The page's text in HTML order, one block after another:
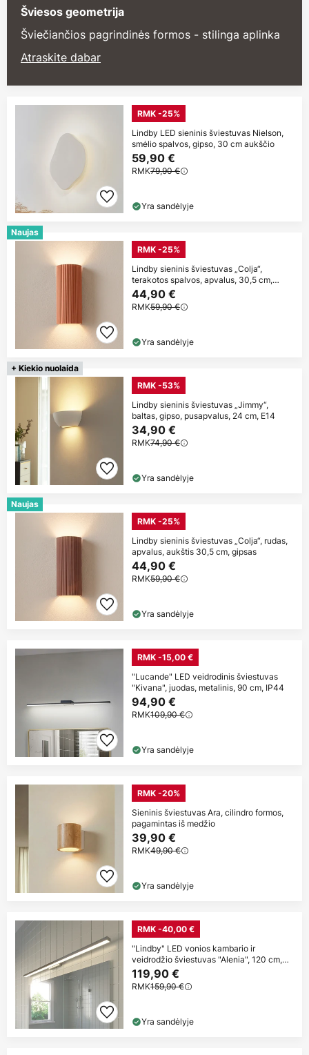
Šviesos geometrija
Šviečiančios pagrindinės formos - stilinga aplinka
Atraskite dabar
RMK -25%
Lindby LED sieninis šviestuvas Nielson,
smėlio spalvos, gipso, 30 cm aukščio
59,90 €
RMK79,90 €
Yra sandėlyje
Naujas
RMK -25%
Lindby sieninis šviestuvas „Colja“,
terakotos spalvos, apvalus, 30,5 cm,
gipsas
44,90 €
RMK59,90 €
Yra sandėlyje
+ Kiekio nuolaida
RMK -53%
Lindby sieninis šviestuvas „Jimmy“,
baltas, gipso, pusapvalus, 24 cm, E14
34,90 €
RMK74,90 €
Yra sandėlyje
Naujas
RMK -25%
Lindby sieninis šviestuvas „Colja“, rudas,
apvalus, aukštis 30,5 cm, gipsas
44,90 €
RMK59,90 €
Yra sandėlyje
RMK -15,00 €
"Lucande" LED veidrodinis šviestuvas
"Kivana", juodas, metalinis, 90 cm, IP44
94,90 €
RMK109,90 €
Yra sandėlyje
RMK -20%
Sieninis šviestuvas Ara, cilindro formos,
pagamintas iš medžio
39,90 €
RMK49,90 €
Yra sandėlyje
RMK -40,00 €
"Lindby" LED vonios kambario ir
veidrodžio šviestuvas "Alenia", 120 cm,
chromas
119,90 €
RMK159,90 €
Yra sandėlyje